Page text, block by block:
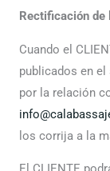
Rectificación de
Cuando el
publicados en
por la relación
los corrija a la